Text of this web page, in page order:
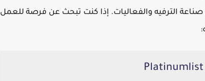
صناعة الترفيه والفعاليات. إذا كنت تبحث عن فرصة للعمل